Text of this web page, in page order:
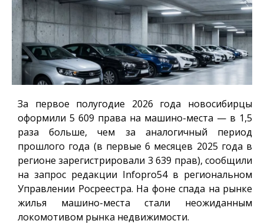
За первое полугодие 2026 года новосибирцы
оформили 5 609 права на машино-места — в 1,5
раза больше, чем за аналогичный период
прошлого года (в первые 6 месяцев 2025 года в
регионе зарегистрировали 3 639 прав), сообщили
на запрос редакции Infopro54в региональном
Управлении Росреестра. На фоне спада на рынке
жилья машино-места стали неожиданным
локомотивом рынка недвижимости.